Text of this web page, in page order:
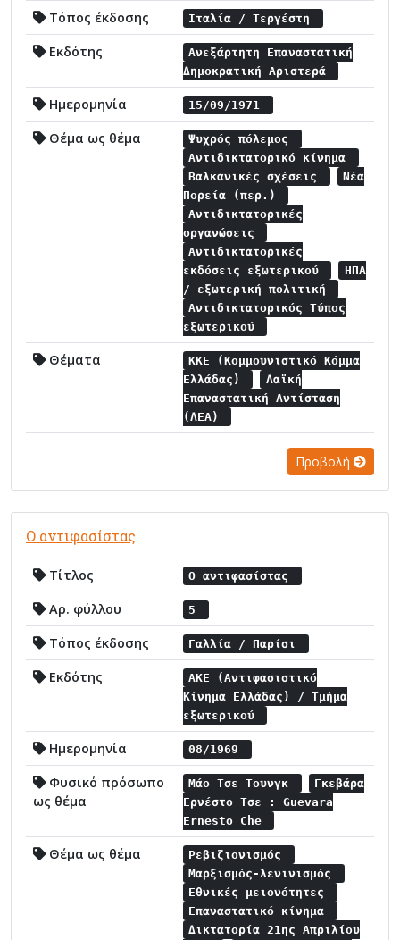
Τόπος έκδοσης Ιταλία / Τεργέστη
Εκδότης
Ανεξάρτητη Επαναστατική
Δημοκρατική Αριστερά
Ημερομηνία 15/09/1971
Θέμα ως θέμα
Ψυχρός πόλεμος
Αντιδικτατορικό κίνημα
Βαλκανικές σχέσεις
Νέα
Πορεία (περ.)
Αντιδικτατορικές
οργανώσεις
Αντιδικτατορικές
εκδόσεις εξωτερικού
ΗΠΑ
/ εξωτερική πολιτική
Αντιδικτατορικός Τύπος
εξωτερικού
Θέματα
ΚΚΕ (Κομμουνιστικό Κόμμα
Ελλάδας)
Λαϊκή
Επαναστατική Αντίσταση
(ΛΕΑ)
Προβολή
Ο αντιφασίστας
Τίτλος Ο αντιφασίστας
Αρ. φύλλου 5
Τόπος έκδοσης Γαλλία / Παρίσι
Εκδότης
ΑΚΕ (Αντιφασιστικό
Κίνημα Ελλάδας) / Τμήμα
εξωτερικού
Ημερομηνία 08/1969
Φυσικό πρόσωπο
ως θέμα
Μάο Τσε Τουνγκ
Γκεβάρα
Ερνέστο Τσε : Guevara
Ernesto Che
Θέμα ως θέμα
Ρεβιζιονισμός
Μαρξισμός-λενινισμός
Εθνικές μειονότητες
Επαναστατικό κίνημα
Δικτατορία 21ης Απριλίου